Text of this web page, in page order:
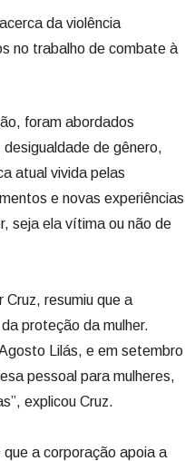
da violência
no trabalho de combate à
foram abordados
de gênero,
atual vivida pelas
e novas experiências
seja ela vítima ou não de
Cruz, resumiu que a
proteção da mulher.
Lilás, e em setembro
pessoal para mulheres,
explicou Cruz.
a corporação apoia a